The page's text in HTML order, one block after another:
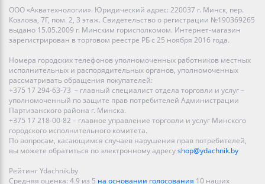
ООО «Акватехнологии». Юридический адрес: 220037 г. Минск, пер.
Козлова, 7Г, пом. 2, 3 этаж. Свидетельство о регистрации №190369265
выдано 15.05.2009 г. Минским горисполкомом. Интернет-магазин
зарегистрирован в торговом реестре РБ с 25 ноября 2016 года.
Номера городских телефонов уполномоченных работников местных
исполнительных и распорядительных органов, уполномоченных
рассматривать обращения покупателей:
+375 17 294-63-73 – главный специалист отдела торговли и услуг –
уполномоченный по защите прав потребителей Администрации
Партизанского района г. Минска.
+375 17 218-00-82 – главное управление торговли и услуг Минского
городского исполнительного комитета.
По вопросам, касающимся случаев нарушения прав потребителей,
вы можете обратиться по электронному адресуshop@ydachnik.by
Рейтинг Ydachnik.by
Средняя оценка: 4.9 из 5 на основании голосования 10 наших